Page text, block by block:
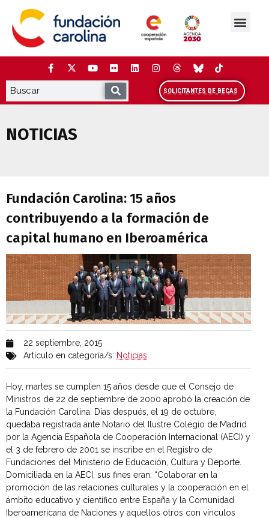
contenido
SOLICITANTES DE BECAS
NOTICIAS
Fundación Carolina: 15 años
contribuyendo a la formación de
capital humano en Iberoamérica
22 septiembre, 2015
Artículo en categoría/s: Noticias
Hoy, martes se cumplen 15 años desde que el Consejo de
Ministros de 22 de septiembre de 2000 aprobó la creación de
la Fundación Carolina. Días después, el 19 de octubre,
quedaba registrada ante Notario del Ilustre Colegio de Madrid
por la Agencia Española de Cooperación Internacional (AECI) y
el 3 de febrero de 2001 se inscribe en el Registro de
Fundaciones del Ministerio de Educación, Cultura y Deporte.
Domiciliada en la AECI, sus fines eran: “Colaborar en la
promoción de las relaciones culturales y la cooperación en el
ámbito educativo y científico entre España y la Comunidad
Iberoamericana de Naciones y aquellos otros con vínculos